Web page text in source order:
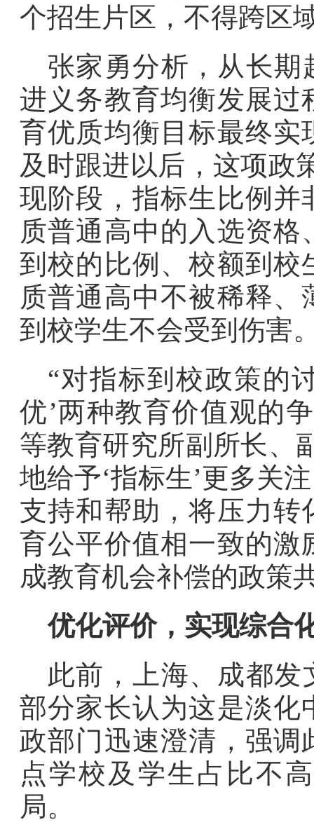
个招生片区，不得跨区
张家勇分析，从长期
进义务教育均衡发展过
育优质均衡目标最终实
及时跟进以后，这项政
现阶段，指标生比例并
质普通高中的入选资
到校的比例、校额到校
质普通高中不被稀释
到校学生不会受到伤害
“对指标到校政策的
优’两种教育价值观的
等教育研究所副所长、
地给予‘指标生’更多关
支持和帮助，将压力转
育公平价值相一致的激
成教育机会补偿的政策
优化评价，实现综合
此前，上海、成都发
部分家长认为这是淡化
政部门迅速澄清，强调
点学校及学生占比不
局。